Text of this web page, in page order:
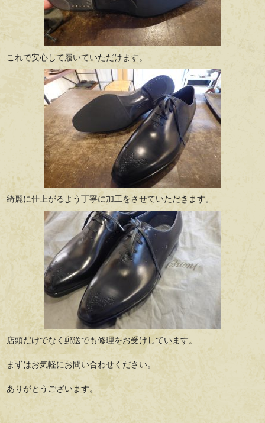
これで安心して履いていただけます。
綺麗に仕上がるよう丁寧に加工をさせていただきます。
店頭だけでなく郵送でも修理をお受けしています。
まずはお気軽にお問い合わせください。
ありがとうございます。